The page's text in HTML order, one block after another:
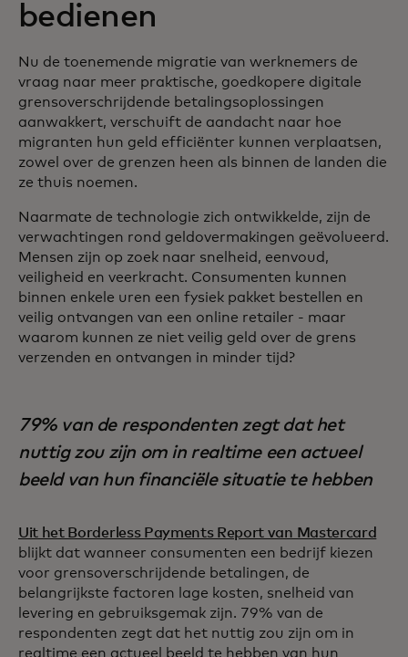
bedienen
Nu de toenemende migratie van werknemers de
vraag naar meer praktische, goedkopere digitale
grensoverschrijdende betalingsoplossingen
aanwakkert, verschuift de aandacht naar hoe
migranten hun geld efficiënter kunnen verplaatsen,
zowel over de grenzen heen als binnen de landen die
ze thuis noemen.
Naarmate de technologie zich ontwikkelde, zijn de
verwachtingen rond geldovermakingen geëvolueerd.
Mensen zijn op zoek naar snelheid, eenvoud,
veiligheid en veerkracht. Consumenten kunnen
binnen enkele uren een fysiek pakket bestellen en
veilig ontvangen van een online retailer - maar
waarom kunnen ze niet veilig geld over de grens
verzenden en ontvangen in minder tijd?
79% van de respondenten zegt dat het
nuttig zou zijn om in realtime een actueel
beeld van hun financiële situatie te hebben
Uit het Borderless Payments Report van Mastercard
blijkt dat wanneer consumenten een bedrijf kiezen
voor grensoverschrijdende betalingen, de
belangrijkste factoren lage kosten, snelheid van
levering en gebruiksgemak zijn. 79% van de
respondenten zegt dat het nuttig zou zijn om in
realtime een actueel beeld te hebben van hun